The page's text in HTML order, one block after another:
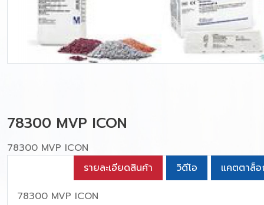
78300 MVP ICON
78300 MVP ICON
รายละเอียดสินค้า
วิดีโอ
แคตตาล็
78300 MVP ICON